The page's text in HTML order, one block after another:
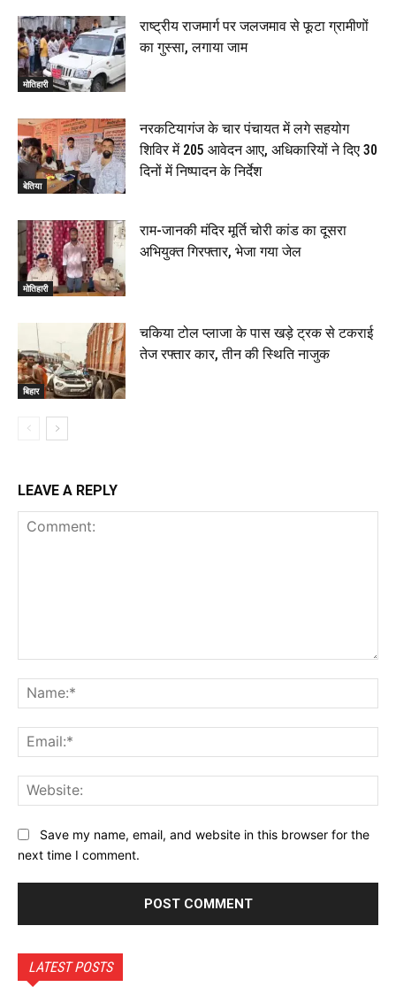
मोतिहारी
राष्ट्रीय राजमार्ग पर जलजमाव से फूटा ग्रामीणों
का गुस्सा, लगाया जाम
बेतिया
नरकटियागंज के चार पंचायत में लगे सहयोग
शिविर में 205 आवेदन आए, अधिकारियों ने दिए 30
दिनों में निष्पादन के निर्देश
मोतिहारी
राम-जानकी मंदिर मूर्ति चोरी कांड का दूसरा
अभियुक्त गिरफ्तार, भेजा गया जेल
बिहार
चकिया टोल प्लाजा के पास खड़े ट्रक से टकराई
तेज रफ्तार कार, तीन की स्थिति नाजुक
LEAVE A REPLY
Save my name, email, and website in this browser for the
next time I comment.
LATEST POSTS